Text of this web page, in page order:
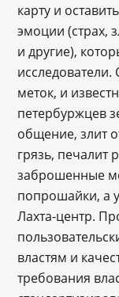
карту и
эмоции (страх,
и другие),
исследователи.
меток, и
петербуржцев
общение, злит
грязь, печалит
заброшенные
попрошайки, а
Лахта-центр.
властям и
требования